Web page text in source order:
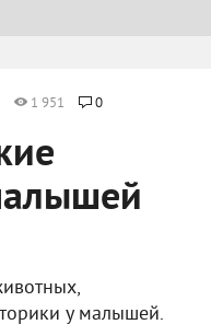
1 951 0
у малышей.